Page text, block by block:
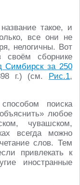
такое, и
все они не
нелогичны. Вот
сборнике
Симбирск за 250
г.) (см. Рис.1,
поиска
любое
чувашском,
всегда можно
слов. Тем
привлекать к
иностранные